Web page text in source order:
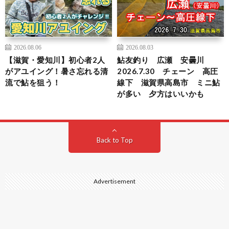
2026.08.06
【滋賀・愛知川】初心者2人
がアユイング！暑さ忘れる清
流で鮎を狙う！
2026.08.03
鮎友釣り 広瀬 安曇川
2026.7.30 チェーン 高圧
線下 滋賀県高島市 ミニ鮎
が多い 夕方はいいかも
Back to Top
Advertisement